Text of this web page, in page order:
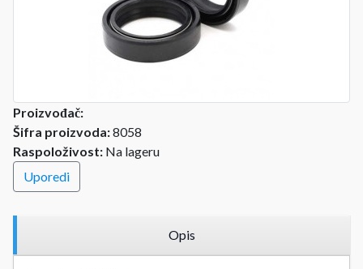
Proizvođač:
Šifra proizvoda:8058
Raspoloživost: Na lageru
Uporedi
Opis